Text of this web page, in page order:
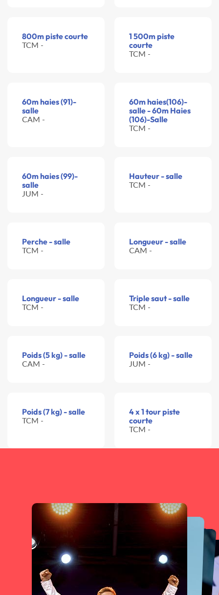
800m piste courte
TCM -
1 500m piste
courte
TCM -
60m haies (91)-
salle
CAM -
60m haies(106)-
salle - 60m Haies
(106)-Salle
TCM -
60m haies (99)-
salle
JUM -
Hauteur - salle
TCM -
Perche - salle
TCM -
Longueur - salle
CAM -
Longueur - salle
TCM -
Triple saut - salle
TCM -
Poids (5 kg) - salle
CAM -
Poids (6 kg) - salle
JUM -
Poids (7 kg) - salle
TCM -
4 x 1 tour piste
courte
TCM -